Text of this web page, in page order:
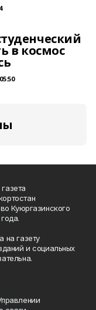
в космос
Куюргазинского
на газету
и социальных